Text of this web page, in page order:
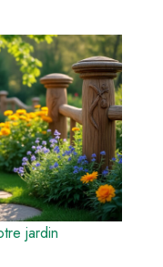
jardin